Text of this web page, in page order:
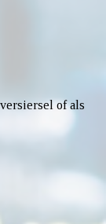
of als